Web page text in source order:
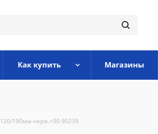
Как купить Магазины
190мм нерж.<90 90239